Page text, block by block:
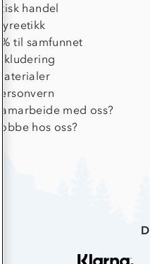
Etisk handel
Dyreetikk
1% til samfunnet
Inkludering
Materialer
Personvern
Samarbeide med oss?
Jobbe hos oss?